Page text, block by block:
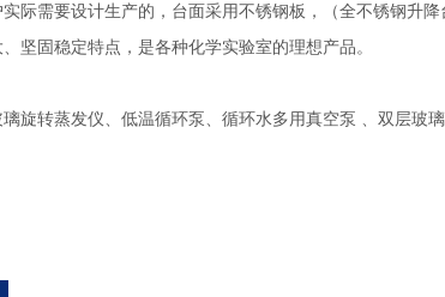
际需要设计生产的，台面采用不锈钢板，（全不锈钢升
坚固稳定特点，是各种化学实验室的理想产品。
旋转蒸发仪、低温循环泵、循环水多用真空泵 、双层玻